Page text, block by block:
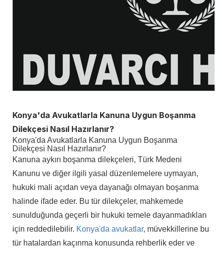
Konya'da Avukatlarla Kanuna Uygun Boşanma
Dilekçesi Nasıl Hazırlanır?
Konya'da Avukatlarla Kanuna Uygun Boşanma
Dilekçesi Nasıl Hazırlanır?
Kanuna aykırı boşanma dilekçeleri, Türk Medeni
Kanunu ve diğer ilgili yasal düzenlemelere uymayan,
hukuki mali açıdan veya dayanağı olmayan boşanma
halinde ifade eder. Bu tür dilekçeler, mahkemede
sunulduğunda geçerli bir hukuki temele dayanmadıkları
için reddedilebilir. Konya'da avukatlar, müvekkillerine bu
tür hatalardan kaçınma konusunda rehberlik eder ve